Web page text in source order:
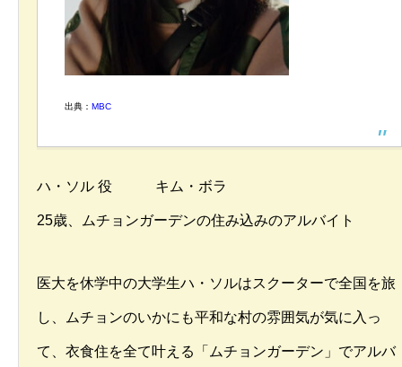
出典： MBC
ハ・ソル 役 キム・ボラ
25歳、ムチョンガーデンの住み込みのアルバイト
医大を休学中の大学生ハ・ソルはスクーターで全国を旅
し、ムチョンのいかにも平和な村の雰囲気が気に入っ
て、衣食住を全て叶える「ムチョンガーデン」でアルバ